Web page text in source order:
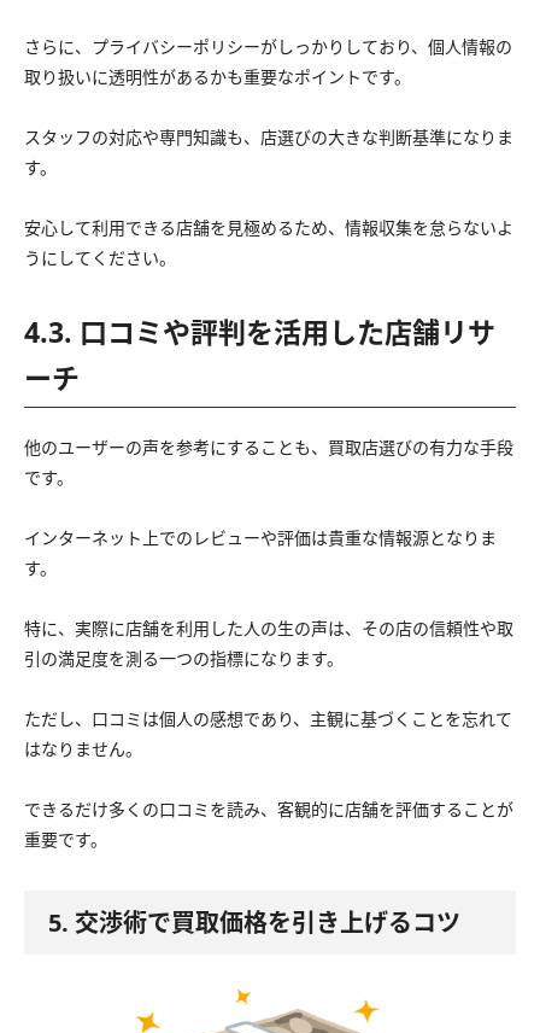
さらに、プライバシーポリシーがしっかりしており、個人情報の
取り扱いに透明性があるかも重要なポイントです。
スタッフの対応や専門知識も、店選びの大きな判断基準になりま
す。
安心して利用できる店舗を見極めるため、情報収集を怠らないよ
うにしてください。
4.3. 口コミや評判を活用した店舗リサ
ーチ
他のユーザーの声を参考にすることも、買取店選びの有力な手段
です。
インターネット上でのレビューや評価は貴重な情報源となりま
す。
特に、実際に店舗を利用した人の生の声は、その店の信頼性や取
引の満足度を測る一つの指標になります。
ただし、口コミは個人の感想であり、主観に基づくことを忘れて
はなりません。
できるだけ多くの口コミを読み、客観的に店舗を評価することが
重要です。
5. 交渉術で買取価格を引き上げるコツ